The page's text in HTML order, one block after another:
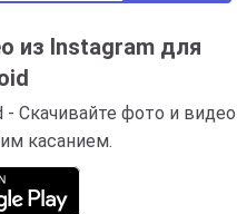
из Instagram для
- Скачивайте фото и видео
касанием.